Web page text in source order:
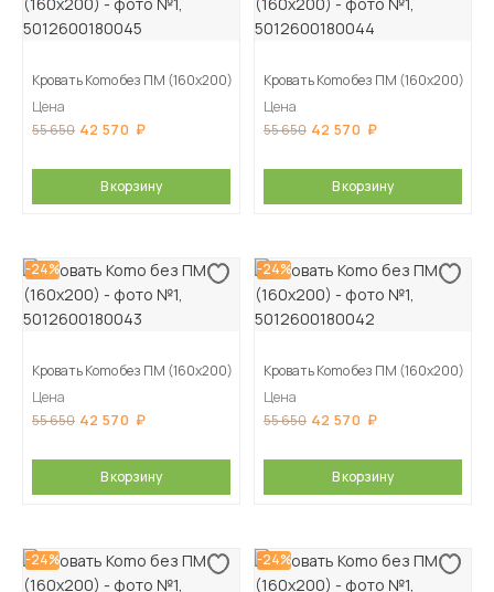
Кровать Komo без ПМ (160х200)
Цена
55 650 42 570
В корзину
Кровать Komo без ПМ (160х200)
Цена
55 650 42 570
В корзину
-24%
Кровать Komo без ПМ (160х200)
Цена
55 650 42 570
В корзину
-24%
Кровать Komo без ПМ (160х200)
Цена
55 650 42 570
В корзину
-24% -24%